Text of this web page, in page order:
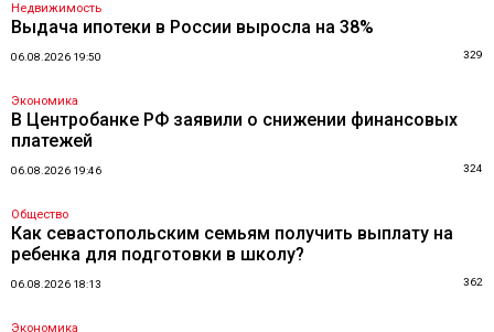
Недвижимость
Выдача ипотеки в России выросла на 38%
06.08.2026 19:50 329
Экономика
В Центробанке РФ заявили о снижении финансовых
платежей
06.08.2026 19:46 324
Общество
Как севастопольским семьям получить выплату на
ребенка для подготовки в школу?
06.08.2026 18:13 362
Экономика